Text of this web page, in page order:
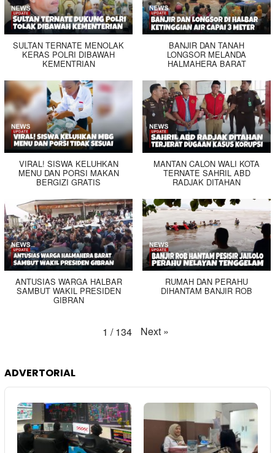
SULTAN TERNATE MENOLAK
KERAS POLRI DIBAWAH
KEMENTRIAN
BANJIR DAN TANAH
LONGSOR MELANDA
HALMAHERA BARAT
VIRAL! SISWA KELUHKAN
MENU DAN PORSI MAKAN
BERGIZI GRATIS
MANTAN CALON WALI KOTA
TERNATE SAHRIL ABD
RADJAK DITAHAN
ANTUSIAS WARGA HALBAR
SAMBUT WAKIL PRESIDEN
GIBRAN
RUMAH DAN PERAHU
DIHANTAM BANJIR ROB
1 / 134 Next »
ADVERTORIAL